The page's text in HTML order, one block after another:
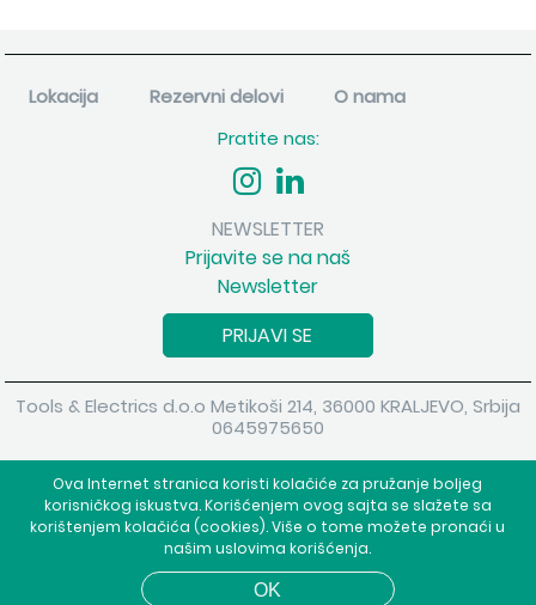
Ova Internet stranica koristi kolačiće za pružanje boljeg
korisničkog iskustva. Korišćenjem ovog sajta se slažete sa
korištenjem kolačića (cookies). Više o tome možete pronaći u
našim uslovima korišćenja.
Lokacija Rezervni delovi
O nama
Pratite nas:
NEWSLETTER
Prijavite se na naš
Newsletter
PRIJAVI SE
Tools & Electrics d.o.o Metikoši 214, 36000 KRALJEVO, Srbija
0645975650
Powered byshopen.com